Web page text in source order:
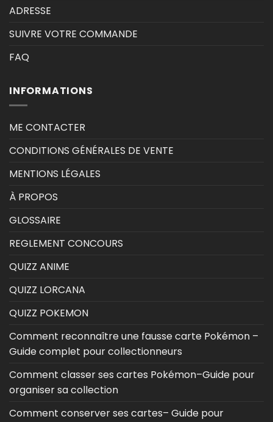
ADRESSE
SUIVRE VOTRE COMMANDE
FAQ
INFORMATIONS
ME CONTACTER
CONDITIONS GÉNÉRALES DE VENTE
MENTIONS LÉGALES
À PROPOS
GLOSSAIRE
REGLEMENT CONCOURS
QUIZZ ANIME
QUIZZ LORCANA
QUIZZ POKEMON
Comment reconnaître une fausse carte Pokémon –
Guide complet pour collectionneurs
Comment classer ses cartes Pokémon–Guide pour
organiser sa collection
Comment conserver ses cartes– Guide pour